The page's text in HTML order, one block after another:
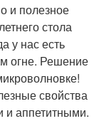
и полезное
стола
у нас есть
огне. Решение
свойства
и аппетитными.